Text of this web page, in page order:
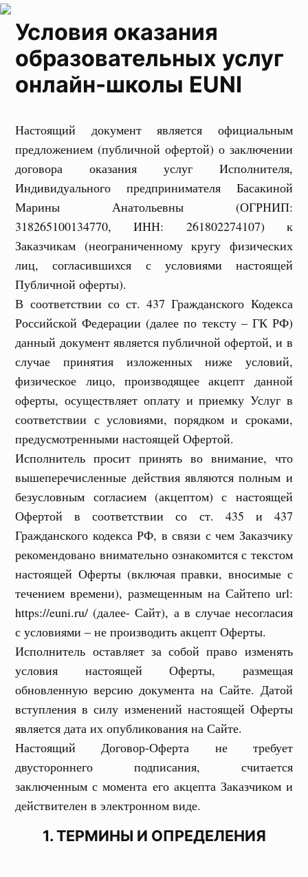
Условия оказания
образовательных услуг
онлайн-школы EUNI
Настоящий документ является официальным
предложением (публичной офертой) о заключении
договора оказания услуг Исполнителя,
Индивидуального предпринимателя Басакиной
Марины Анатольевны (ОГРНИП:
318265100134770, ИНН: 261802274107) к
Заказчикам (неограниченному кругу физических
лиц, согласившихся с условиями настоящей
Публичной оферты).
В соответствии со ст. 437 Гражданского Кодекса
Российской Федерации (далее по тексту – ГК РФ)
данный документ является публичной офертой, и в
случае принятия изложенных ниже условий,
физическое лицо, производящее акцепт данной
оферты, осуществляет оплату и приемку Услуг в
соответствии с условиями, порядком и сроками,
предусмотренными настоящей Офертой.
Исполнитель просит принять во внимание, что
вышеперечисленные действия являются полным и
безусловным согласием (акцептом) с настоящей
Офертой в соответствии со ст. 435 и 437
Гражданского кодекса РФ, в связи с чем Заказчику
рекомендовано внимательно ознакомится с текстом
настоящей Оферты (включая правки, вносимые с
течением времени), размещенным на Сайтепо url:
https://euni.ru/ (далее- Сайт), а в случае несогласия
с условиями – не производить акцепт Оферты.
Исполнитель оставляет за собой право изменять
условия настоящей Оферты, размещая
обновленную версию документа на Сайте. Датой
вступления в силу изменений настоящей Оферты
является дата их опубликования на Сайте.
Настоящий Договор-Оферта не требует
двустороннего подписания, считается
заключенным с момента его акцепта Заказчиком и
действителен в электронном виде.
1. ТЕРМИНЫ И ОПРЕДЕЛЕНИЯ